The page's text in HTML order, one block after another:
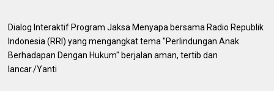
Dialog Interaktif Program Jaksa Menyapa bersama Radio Republik
Indonesia (RRI) yang mengangkat tema "Perlindungan Anak
Berhadapan Dengan Hukum" berjalan aman, tertib dan
lancar./Yanti